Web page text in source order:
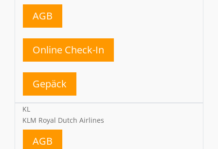
AGB
Online Check-In
Gepäck
KL
KLM Royal Dutch Airlines
AGB